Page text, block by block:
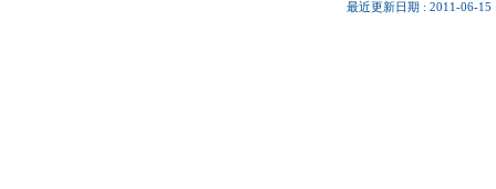
最近更新日期 : 2011-06-15